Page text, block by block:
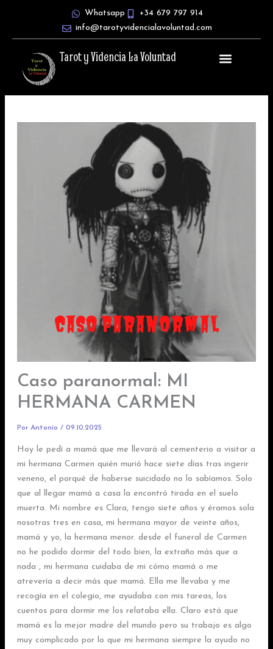
Whatsapp
+34 679 797 914
info@tarotyvidencialavoluntad.com
Tarot y Videncia La Voluntad
Caso paranormal: MI
HERMANA CARMEN
Por Antonio / 09.10.2025
Hoy le pedí a mamá que me llevará al cementerio a visitar a
mi hermana Carmen quién murió hace siete días tras ingerir
veneno, el porqué de haberse suicidado no lo sabíamos. Solo
que al llegar mamá a casa la encontró tirada en el suelo
muerta. Mi nombre es Clara, tengo siete años y éramos sola
nosotras tres en casa, mi hermana mayor de veinte años,
mamá y yo, la hermana menor. desde el funeral de Carmen
no he podido dormir del todo bien, la extraño más que a
nada , mi hermana cuidaba de mi cómo mamá o me
atrevería a decir más que mamá. Ella me llevaba y me
recogía en el colegio, me ayudaba con mis tareas, los
cuentos para dormir me los relataba ella. Claro está que
mamá es la mejor madre del mundo pero su trabajo es algo
muy complicado por lo que mi hermana siempre la ayudo no